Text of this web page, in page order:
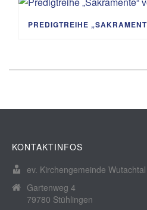
PREDIGTREIHE
KONTAKTINFOS
ev. Kirchengemeinde Wutachtal
Gartenweg 4
79780 Stühlingen